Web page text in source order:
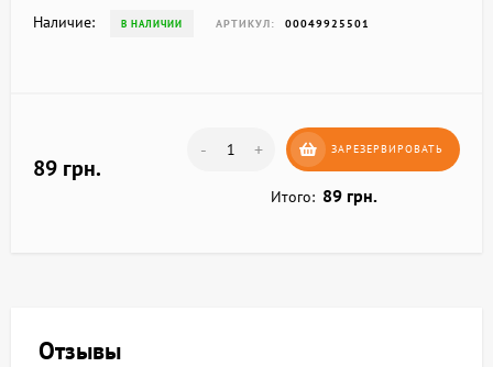
Наличие: В НАЛИЧИИ АРТИКУЛ: 00049925501
89 грн.
- + ЗАРЕЗЕРВИРОВАТЬ
Итого: 89 грн.
Отзывы